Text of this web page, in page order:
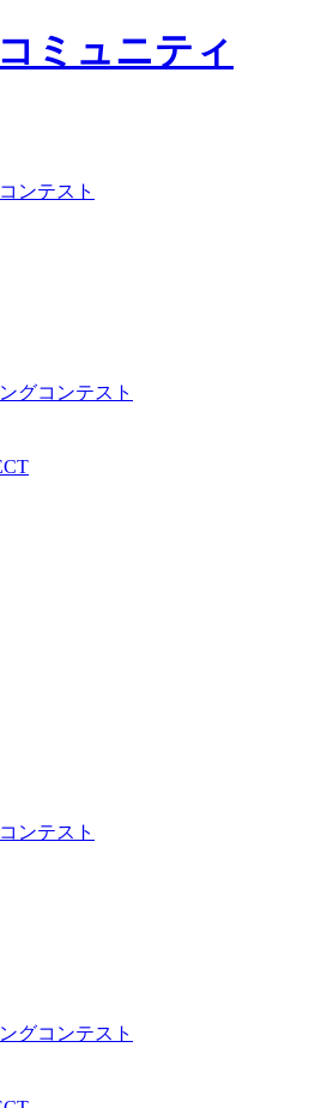
ンテスト
グコンテスト
ンテスト
グコンテスト